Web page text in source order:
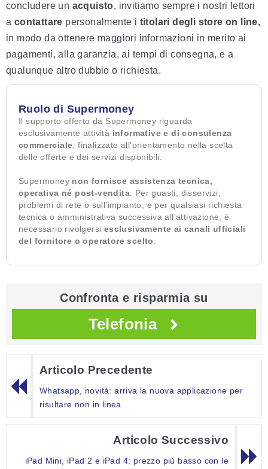
concludere un acquisto, invitiamo sempre i nostri lettori
a contattare personalmente i titolari degli store on line,
in modo da ottenere maggiori informazioni in merito ai
pagamenti, alla garanzia, ai tempi di consegna, e a
qualunque altro dubbio o richiesta.
Ruolo di Supermoney
Il supporto offerto da Supermoney riguarda
esclusivamente attività informative e di consulenza
commerciale , finalizzate all’orientamento nella scelta
delle offerte e dei servizi disponibili.
Supermoney non fornisce assistenza tecnica,
operativa né post-vendita . Per guasti, disservizi,
problemi di rete o sull’impianto, e per qualsiasi richiesta
tecnica o amministrativa successiva all’attivazione, è
necessario rivolgersi esclusivamente ai canali ufficiali
del fornitore o operatore scelto
Confronta e risparmia su
Telefonia
Articolo Precedente
Whatsapp, novità: arriva la nuova applicazione per
risultare non in linea
Articolo Successivo
iPad Mini, iPad 2 e iPad 4: prezzo più basso con le